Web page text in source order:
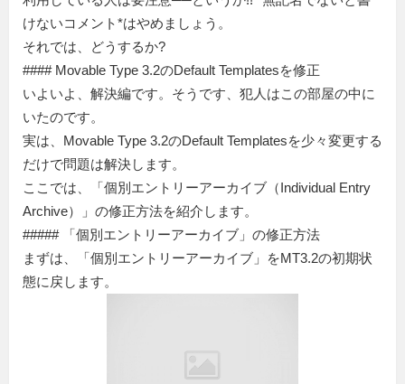
けないコメント*はやめましょう。
それでは、どうするか?
#### Movable Type 3.2のDefault Templatesを修正
いよいよ、解決編です。そうです、犯人はこの部屋の中に
いたのです。
実は、Movable Type 3.2のDefault Templatesを少々変更する
だけで問題は解決します。
ここでは、「個別エントリーアーカイブ（Individual Entry
Archive）」の修正方法を紹介します。
##### 「個別エントリーアーカイブ」の修正方法
まずは、「個別エントリーアーカイブ」をMT3.2の初期状
態に戻します。